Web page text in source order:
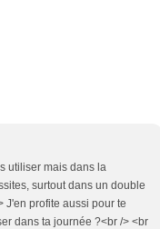
utiliser mais dans la
surtout dans un double
J'en profite aussi pour te
dans ta journée ?<br /> <br